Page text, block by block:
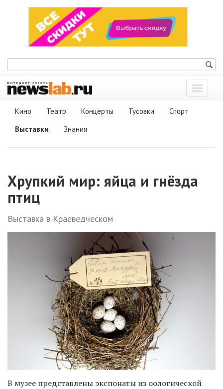
Показать
меню
Кино
Театр Концерты Тусовки
Спорт
Выставки
Знания
Хрупкий мир: яйца и гнёзда
птиц
Выставка в Краеведческом
В музее представлены экспонаты из оологической